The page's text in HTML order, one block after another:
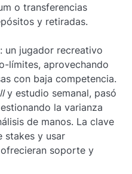
o transferencias
y retiradas.
un jugador recreativo
límites, aprovechando
con baja competencia.
y estudio semanal, pasó
la varianza
de manos. La clave
stakes y usar
soporte y